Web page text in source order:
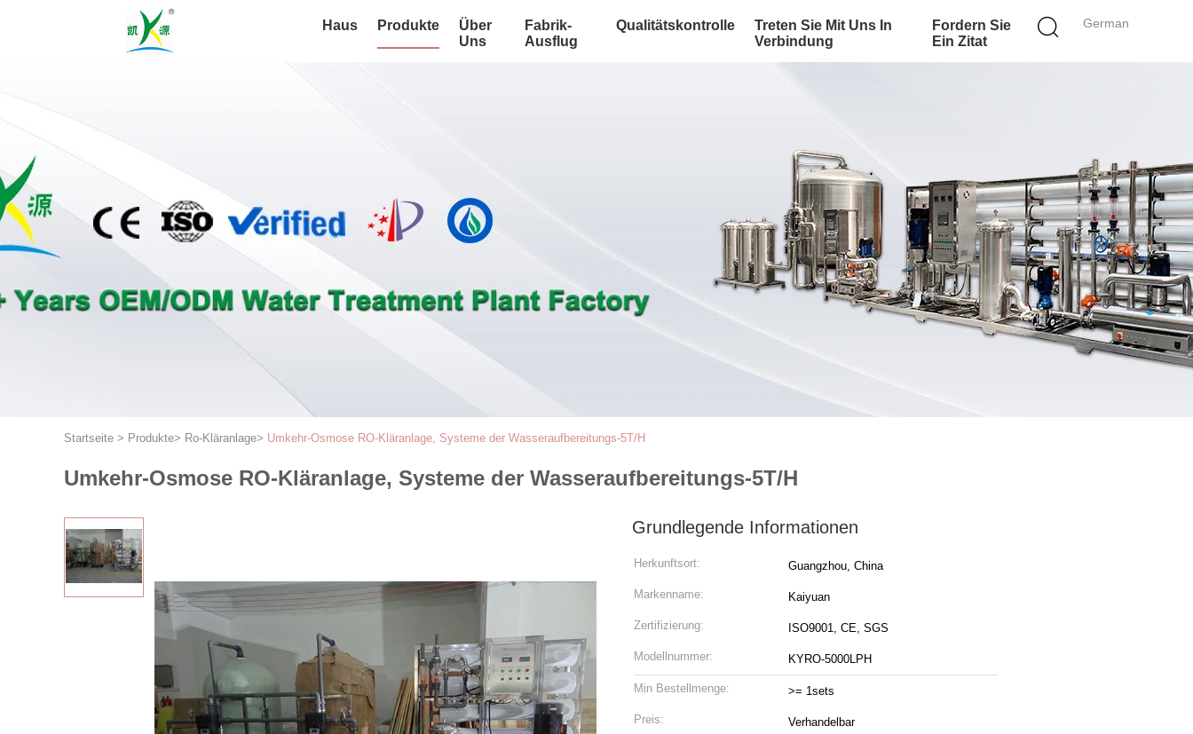
German
Haus Produkte
Über
Uns
Fabrik-
Ausflug
Qualitätskontrolle
Treten Sie Mit Uns In
Verbindung
Fordern Sie
Ein Zitat
Startseite > Produkte> Ro-Kläranlage> Umkehr-Osmose RO-Kläranlage, Systeme der Wasseraufbereitungs-5T/H
Umkehr-Osmose RO-Kläranlage, Systeme der Wasseraufbereitungs-5T/H
Grundlegende Informationen
Herkunftsort: Guangzhou, China
Markenname: Kaiyuan
Zertifizierung: ISO9001, CE, SGS
Modellnummer: KYRO-5000LPH
Min Bestellmenge: >= 1sets
Preis: Verhandelbar